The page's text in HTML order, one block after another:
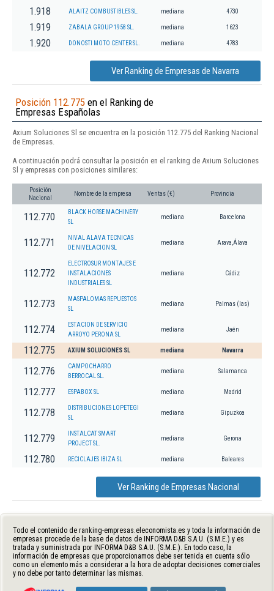
1.918 ALAITZ COMBUSTIBLES SL. mediana 4730
1.919 ZABALA GROUP 1958 SL. mediana 1623
1.920 DONOSTI MOTO CENTER SL. mediana 4783
Ver Ranking de Empresas de Navarra
Posición 112.775 en el Ranking de
Empresas Españolas
Axium Soluciones Sl se encuentra en la posición 112.775 del Ranking Nacional
de Empresas.
A continuación podrá consultar la posición en el ranking de Axium Soluciones
Sl y empresas con posiciones similares:
Posición
Nacional
Nombre de la empresa Ventas (€) Provincia
112.770
BLACK HORSE MACHINERY
SL
mediana Barcelona
112.771
NIVAL ALAVA TECNICAS
DE NIVELACION SL
mediana Arava,Álava
112.772
ELECTROSUR MONTAJES E
INSTALACIONES
INDUSTRIALES SL
mediana Cádiz
112.773
MASPALOMAS REPUESTOS
SL
mediana Palmas (las)
112.774
ESTACION DE SERVICIO
ARROYO PERONA SL
mediana Jaén
112.775 AXIUM SOLUCIONES SL mediana Navarra
112.776
CAMPOCHARRO
BERROCAL SL.
mediana Salamanca
112.777 ESPABOX SL mediana Madrid
112.778
DISTRIBUCIONES LOPETEGI
SL
mediana Gipuzkoa
112.779
INSTALCAT SMART
PROJECT SL.
mediana Gerona
112.780 RECICLAJES IBIZA SL mediana Baleares
Ver Ranking de Empresas Nacional
Todo el contenido de ranking-empresas.eleconomista.es y toda la información de
empresas procede de la base de datos de INFORMA D&B S.A.U. (S.M.E.) y es
tratada y suministrada por INFORMA D&B S.A.U. (S.M.E.). En todo caso, la
información de empresas que proporcionamos debe ser tenida en cuenta sólo
como un elemento más a considerar a la hora de adoptar decisiones comerciales
y no debe por tanto determinar las mismas.